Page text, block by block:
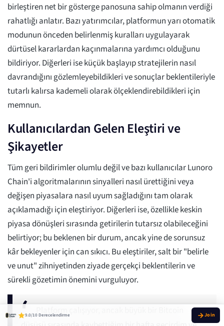
birleştiren net bir gösterge panosuna sahip olmanın verdiği
rahatlığı anlatır. Bazı yatırımcılar, platformun yarı otomatik
modunun önceden belirlenmiş kuralları uygulayarak
dürtüsel kararlardan kaçınmalarına yardımcı olduğunu
bildiriyor. Diğerleri ise küçük başlayıp stratejilerin nasıl
davrandığını gözlemleyebildikleri ve sonuçlar beklentileriyle
tutarlı kalırsa kademeli olarak ölçeklendirebildikleri için
memnun.
Kullanıcılardan Gelen Eleştiri ve
Şikayetler
Tüm geri bildirimler olumlu değil ve bazı kullanıcılar Lunoro
Chain'i algoritmalarının sinyalleri nasıl ürettiğini veya
değişen piyasalara nasıl uyum sağladığını tam olarak
açıklamadığı için eleştiriyor. Diğerleri ise, özellikle keskin
piyasa dönüşleri sırasında getirilerin tutarsız olabileceğini
belirtiyor; bu beklenen bir durum, ancak yine de sorunsuz
kâr bekleyenler için can sıkıcı. Bu eleştiriler, salt bir "belirle
ve unut" zihniyetinden ziyade gerçekçi beklentilerin ve
sürekli gözetimin önemini vurguluyor.
Platform çalışıyor, ancak büyük bir Bitcoin
9.0/10 Derecelendirme